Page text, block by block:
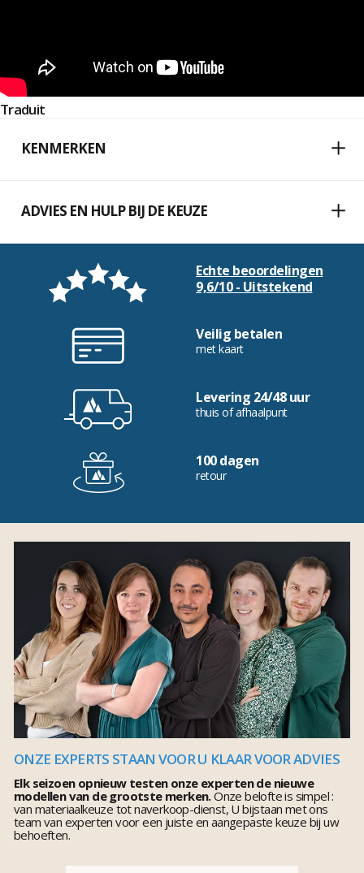
Traduit
KENMERKEN
ADVIES EN HULP BIJ DE KEUZE
Echte beoordelingen
9,6/10 - Uitstekend
Veilig betalen
met kaart
Levering 24/48 uur
thuis of afhaalpunt
100 dagen
retour
ONZE EXPERTS STAAN VOOR U KLAAR VOOR ADVIES
Elk seizoen opnieuw testen onze experten de nieuwe
modellen van de grootste merken.Onze belofte is simpel :
van materiaalkeuze tot naverkoop-dienst, U bijstaan met ons
team van experten voor een juiste en aangepaste keuze bij uw
behoeften.